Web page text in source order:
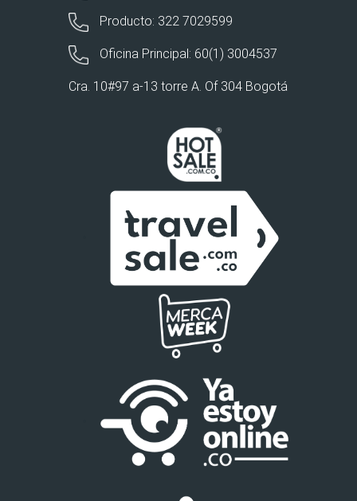
Producto: 322 7029599
Oficina Principal: 60(1) 3004537
Cra. 10#97 a-13 torre A. Of 304 Bogotá